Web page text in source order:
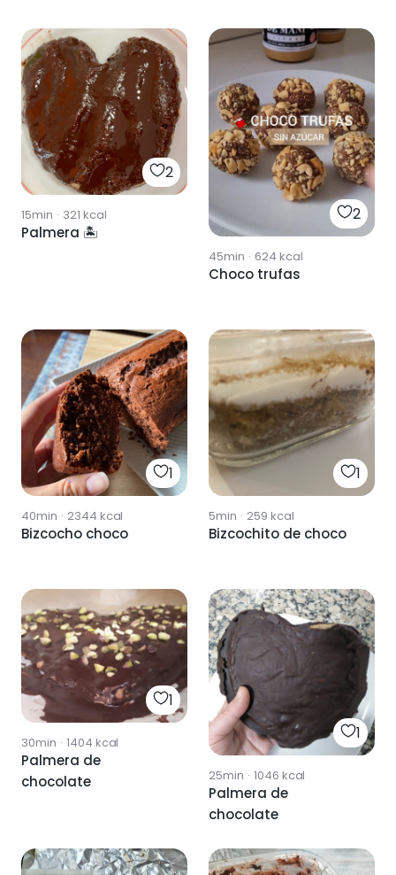
2
15min · 321 kcal
Palmera 🏝
2
45min · 624 kcal
Choco trufas
1
40min · 2344 kcal
Bizcocho choco
1
5min · 259 kcal
Bizcochito de choco
1
30min · 1404 kcal
Palmera de
chocolate
1
25min · 1046 kcal
Palmera de
chocolate